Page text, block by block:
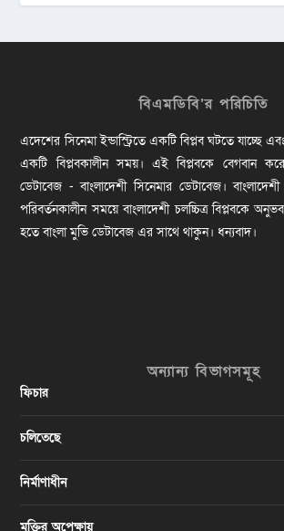
বিএমডিবি’র পরিচিতি
এদেশের সিনেমা ইন্ডাস্ট্রিতে একটি বিপ্লব ঘটতে যাচ্ছে
একটি বিপ্লবকালীন সময়। এই বিপ্লবকে বেগবান
ডেটাবেজ - বাংলাদেশী সিনেমার ডেটাবেজ। বাংলাদেশী
পরিবর্তনকালীন সময়ে বাংলাদেশী চলচ্চিত্র বিপ্লবকে
হতে বাংলা মুভি ডেটাবেজ এর সাথে থাকুন। ধন্যবাদ।
অন্যান্য বিভাগসমূহ
ফিচার
চলিতেছে
নির্মাণাধীন
মুক্তির অপেক্ষায়